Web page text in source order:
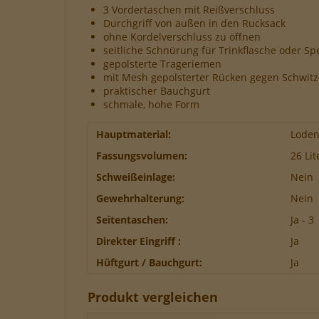
3 Vordertaschen mit Reißverschluss
Durchgriff von außen in den Rucksack
ohne Kordelverschluss zu öffnen
seitliche Schnürung für Trinkflasche oder
gepolsterte Trageriemen
mit Mesh gepolsterter Rücken gegen
praktischer Bauchgurt
schmale, hohe Form
Hauptmaterial:
Loden
Fassungsvolumen:
26
Schweißeinlage:
Nein
Gewehrhalterung:
Nein
Seitentaschen:
Ja - 3
Direkter Eingriff :
Ja
Hüftgurt / Bauchgurt:
Ja
Produkt vergleichen